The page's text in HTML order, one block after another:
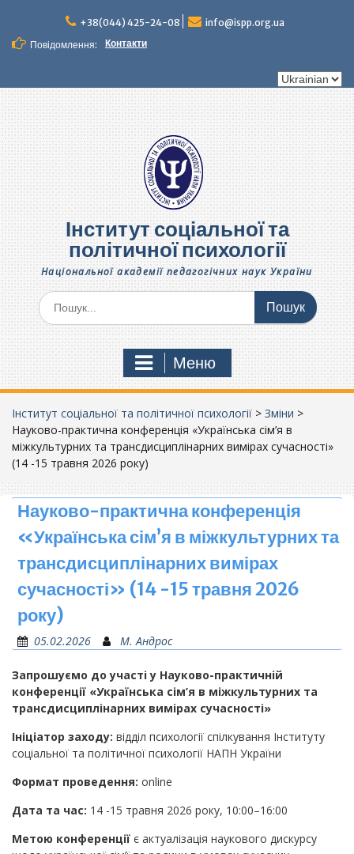
вмісту
+38(044) 425-24-08
info@ispp.org.ua
Повідомлення:
Контакти
Вибрати
Інститут соціальної та
політичної психології
Національної академії педагогічних наук України
Шукати:
Меню
Інститут соціальної та політичної психології > Зміни >
Науково-практична конференція «Українська сім’я в
міжкультурних та трансдисциплінарних вимірах сучасності»
(14 -15 травня 2026 року)
Науково-практична конференція
«Українська сім’я в міжкультурних та
трансдисциплінарних вимірах
сучасності» (14 -15 травня 2026
року)
05.02.2026 М. Андрос
Запрошуємо до участі у Науково-практичній
конференції «Українська сім’я в міжкультурних та
трансдисциплінарних вимірах сучасності»
Ініціатор заходу: відділ психології спілкування Інституту
соціальної та політичної психології НАПН України
Формат проведення: online
Дата та час: 14 -15 травня 2026 року, 10:00–16:00
Метою конференції є актуалізація наукового дискурсу